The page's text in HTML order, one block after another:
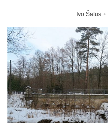
Ivo Šafus